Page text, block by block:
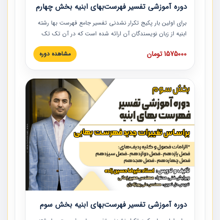
دوره آموزشی تفسیر فهرست‌بهای ابنیه بخش چهارم
برای اولین بار پکیج تکرار نشدنی تفسیر جامع فهرست بها رشته
ابنیه از زبان نویسندگان آن ارائه شده است که در آن تک تک
ردیف ها و مطالب فهرست بها تفسیر و ارائه شده است. این
دوره به صورت کامل تصویری بوده و به همراه تصاویر عملیات
دوره با کلام مهندس علیرضاحسین‌زاده مدیر پروژه مهندسی
مشاور در امر بازنگری فهرست بها رشته ابنیه ارائه شده و به تمام
همکارانی که در حوزه صنعت ساخت در حال فعالیت هستند حتما
توصیه می کنیم از مطالب این دوره استفاده نمایند.
1575000 تومان مشاهده دوره
دوره آموزشی تفسیر فهرست‌بهای ابنیه بخش سوم